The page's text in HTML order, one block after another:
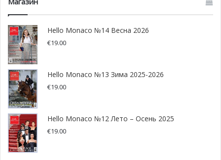
европейской карьере, которая началась в 2010 году. Но
на последних секундах игры монегаски спасаются от
поражения! Каррильо выигрывает борьбу в воздухе,
скидывает мяч на Глика и тот точным ударом с линии
штрафной сравнивает счет! «Это, вероятно, лучший гол
в моей карьере», сказал после защитник Глик. «Я
думаю, что это заслуженная ничья, потому что ни одна
из сторон действительно не доминировала».
Hello Monaco №14 Весна 2026
€19.00
Hello Monaco №13 Зима 2025-2026
€19.00
Hello Monaco №12 Лето – Осень 2025
€19.00